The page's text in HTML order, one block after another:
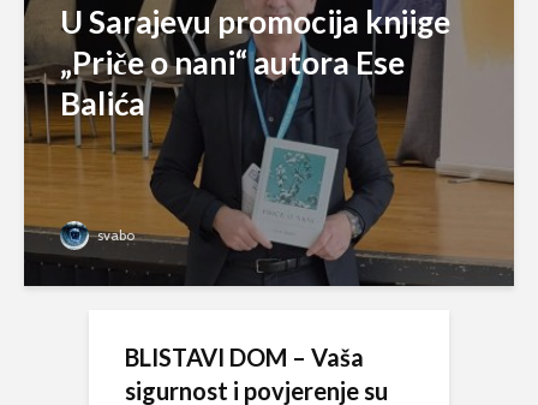
U Sarajevu promocija knjige
„Priče o nani“ autora Ese
Balića
svabo
BLISTAVI DOM – Vaša
sigurnost i povjerenje su